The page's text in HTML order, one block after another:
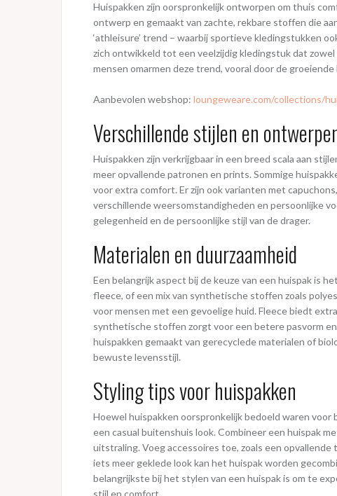
Huispakken zijn oorspronkelijk ontworpen om thuis
ontwerp en gemaakt van zachte, rekbare stoffen die
‘athleisure’ trend – waarbij sportieve kledingstukken
zich ontwikkeld tot een veelzijdig kledingstuk dat
mensen omarmen deze trend, vooral door de
Aanbevolen webshop: loungeweare.com/collections/
Verschillende stijlen en
Huispakken zijn verkrijgbaar in een breed scala aan
meer opvallende patronen en prints. Sommige
voor extra comfort. Er zijn ook varianten met
verschillende weersomstandigheden en persoonlijke
gelegenheid en de persoonlijke stijl van de drager.
Materialen en duurzaamheid
Een belangrijk aspect bij de keuze van een huispak is
fleece, of een mix van synthetische stoffen zoals
voor mensen met een gevoelige huid. Fleece biedt
synthetische stoffen zorgt voor een betere pasvorm
huispakken gemaakt van gerecyclede materialen of
bewuste levensstijl.
Styling tips voor huispakken
Hoewel huispakken oorspronkelijk bedoeld waren
een casual buitenshuis look. Combineer een huispak
uitstraling. Voeg accessoires toe, zoals een
iets meer geklede look kan het huispak worden
belangrijkste bij het stylen van een huispak is om te
stijl en comfort.